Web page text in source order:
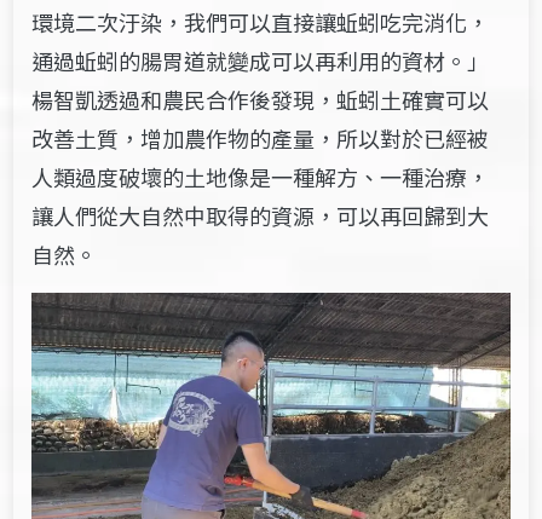
環境二次汙染，我們可以直接讓蚯蚓吃完消化，
通過蚯蚓的腸胃道就變成可以再利用的資材。」
楊智凱透過和農民合作後發現，蚯蚓土確實可以
改善土質，增加農作物的產量，所以對於已經被
人類過度破壞的土地像是一種解方、一種治療，
讓人們從大自然中取得的資源，可以再回歸到大
自然。